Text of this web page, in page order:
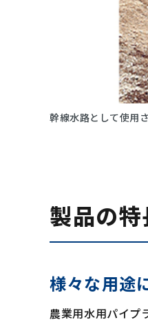
幹線水路として使用
製品の特
様々な用途
農業用水用パイプ